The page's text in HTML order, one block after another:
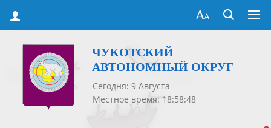
ЧУКОТСКИЙ
АВТОНОМНЫЙ ОКРУГ
Сегодня: 9 Августа
Местное время: 18:58:49